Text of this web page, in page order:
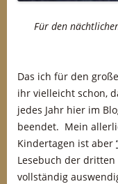
Für den
Das ich für den
ihr vielleicht schon,
jedes Jahr hier im
beendet. Mein
Kindertagen ist aber
Lesebuch der
vollständig